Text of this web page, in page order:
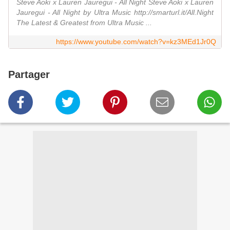
Steve Aoki x Lauren Jauregui - All Night Steve Aoki x Lauren
Jauregui - All Night by Ultra Music http://smarturl.it/All.Night
The Latest & Greatest from Ultra Music ...
https://www.youtube.com/watch?v=kz3MEd1Jr0Q
Partager